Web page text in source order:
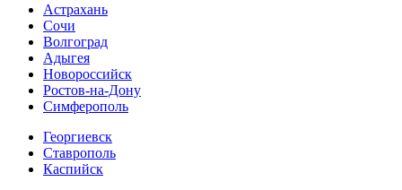
Астрахань
Сочи
Волгоград
Адыгея
Новороссийск
Ростов-на-Дону
Симферополь
Георгиевск
Ставрополь
Каспийск